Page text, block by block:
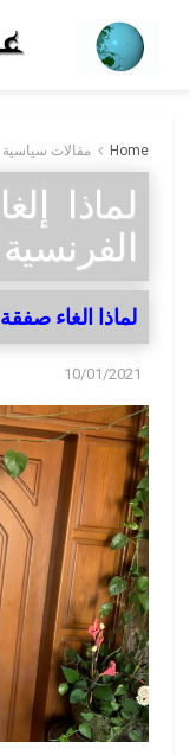
Home مقالات سياسية
لماذا
الفرنسية
لماذا الغاء
10/01/2021